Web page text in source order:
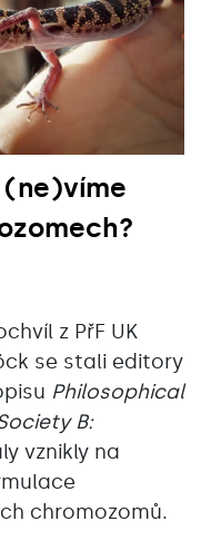
(ne)víme
z PřF UK
se stali editory
Philosophical
B:
vznikly na
chromozomů.